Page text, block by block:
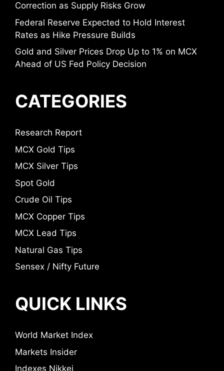
Correction as Supply Risks Grow
Federal Reserve Expected to Hold Interest
Rates as Hike Pressure Builds
Gold and Silver Prices Drop Up to 1% on MCX
Ahead of US Fed Policy Decision
CATEGORIES
Research Report
MCX Gold Tips
MCX Silver Tips
Spot Gold
Crude Oil Tips
MCX Copper Tips
MCX Lead Tips
Natural Gas Tips
Sensex / Nifty Future
QUICK LINKS
World Market Index
Markets Insider
Indexes Nikkei